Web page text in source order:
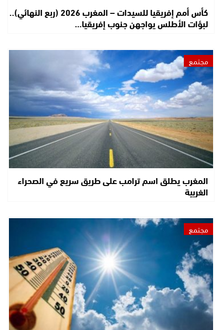
كأس أمم إفريقيا للسيدات – المغرب 2026 (ربع النهائي)..
لبؤات الأطلس يواجهن جنوب إفريقيا…
مجتمع
المغرب يطلق اسم ترامب على طريق سريع في الصحراء
الغربية
مجتمع